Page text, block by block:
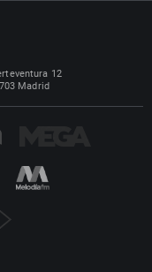
12
Madrid